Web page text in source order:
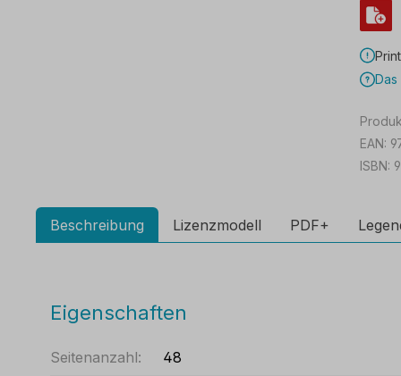
EAN:
ISBN:
Beschreibung Lizenzmodell PDF+
Eigenschaften
Seitenanzahl: 48